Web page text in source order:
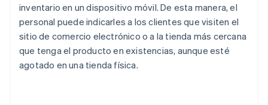
inventario en un dispositivo móvil. De esta manera, el
personal puede indicarles a los clientes que visiten el
sitio de comercio electrónico o a la tienda más cercana
que tenga el producto en existencias, aunque esté
agotado en una tienda física.